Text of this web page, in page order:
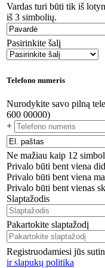
Vardas turi būti tik iš
iš 3 simbolių.
Pasirinkite šalį
Telefono numeris
Nurodykite savo pilną
600 00000)
+
Ne mažiau kaip 12
Privalo būti bent viena
Privalo būti bent viena
Privalo būti bent vienas
Slaptažodis
Pakartokite slaptažodį
Registruodamiesi jūs
ir slapukų politika